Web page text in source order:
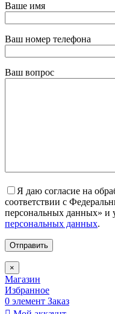
Ваше имя
Ваш номер телефона
Ваш вопрос
Я даю согласие на
соответствии с
персональных данных» и
персональных данных.
×
Магазин
Избранное
0 элемент Заказ